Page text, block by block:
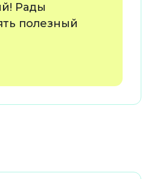
Рады
полезный